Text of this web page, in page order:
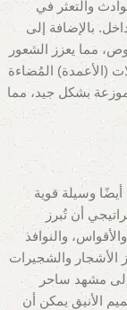
والتعثر في
بالإضافة إلى
مما يعزز الشعور
(الأعمدة) المُضاءة
بشكل جيد، مما
وسيلة قوية
أن تُبرز
والنوافذ
الأشجار والشجيرات
إلى مشهد ساحر
الأنيق يمكن أن